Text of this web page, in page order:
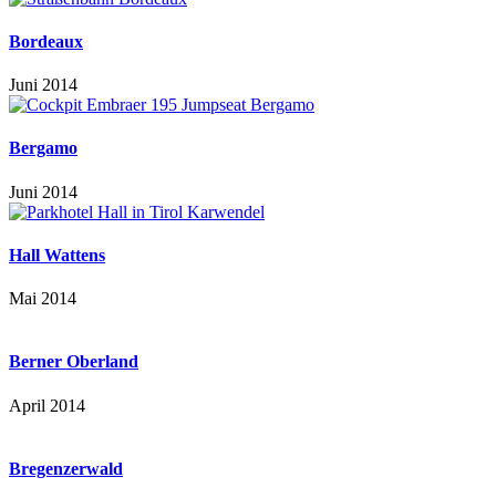
Bordeaux
Juni 2014
Bergamo
Juni 2014
Hall Wattens
Mai 2014
Berner Oberland
April 2014
Bregenzerwald